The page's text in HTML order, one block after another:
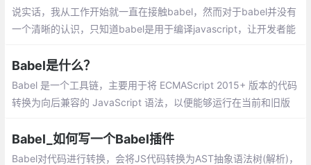
说实话，我从工作开始就一直在接触babel，然而对于babel并没有
一个清晰的认识，只知道babel是用于编译javascript，让开发者能
很多困惑，下面我就以babel@7为例
Babel是什么？
Babel 是一个工具链，主要用于将 ECMAScript 2015+ 版本的代码
转换为向后兼容的 JavaScript 语法，以便能够运行在当前和旧版
Babel_如何写一个Babel插件
Babel对代码进行转换，会将JS代码转换为AST抽象语法树(解析)，